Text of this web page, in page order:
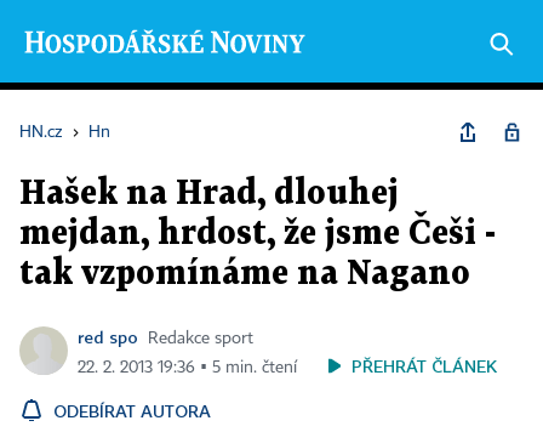
HN.cz › Hn
Hašek na Hrad, dlouhej
mejdan, hrdost, že jsme Češi -
tak vzpomínáme na Nagano
red spo
Redakce sport
22. 2. 2013 19:36 ▪ 5 min. čtení
PŘEHRÁT ČLÁNEK
ODEBÍRAT AUTORA